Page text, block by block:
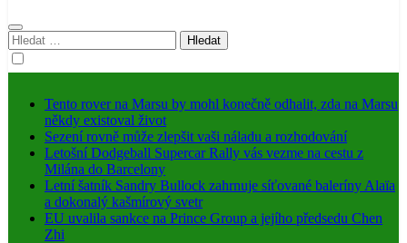
Vyhledávání
Tento rover na Marsu by mohl konečně odhalit, zda na Marsu
někdy existoval život
Sezení rovně může zlepšit vaši náladu a rozhodování
Letošní Dodgeball Supercar Rally vás vezme na cestu z
Milána do Barcelony
Letní šatník Sandry Bullock zahrnuje síťované baleríny Alaïa
a dokonalý kašmírový svetr
EU uvalila sankce na Prince Group a jejího předsedu Chen
Zhi